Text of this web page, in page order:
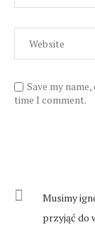
Save my
time I comment.
Musimy
przyjąć do